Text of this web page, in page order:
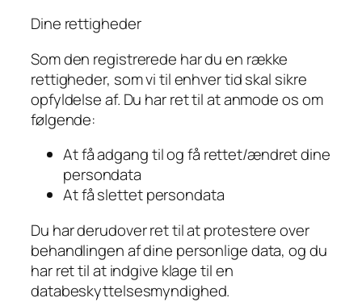
Dine rettigheder
Som den registrerede har du en række
rettigheder, som vi til enhver tid skal sikre
opfyldelse af. Du har ret til at anmode os om
følgende:
At få adgang til og få rettet/ændret dine
persondata
At få slettet persondata
Du har derudover ret til at protestere over
behandlingen af dine personlige data, og du
har ret til at indgive klage til en
databeskyttelsesmyndighed.